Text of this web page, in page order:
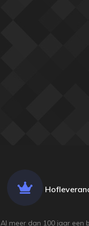
Al meer dan 100 jaar een